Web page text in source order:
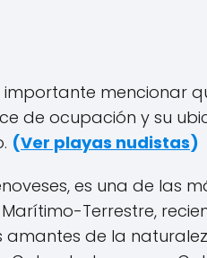
importante mencionar
de ocupación y su
(Ver playas nudistas)
es una de las
Terrestre,
de la